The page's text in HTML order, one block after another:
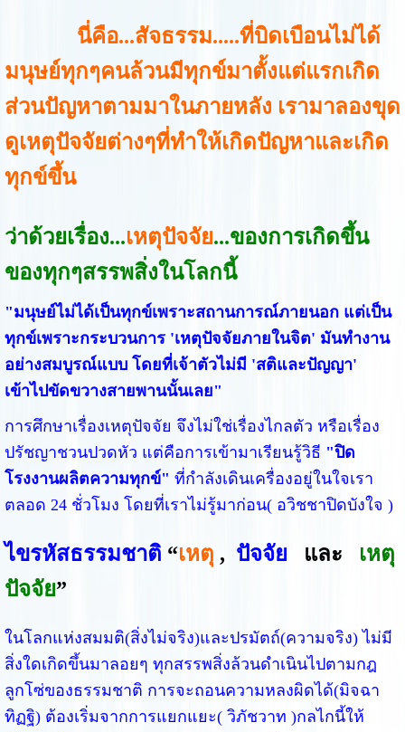
นี่คือ...สัจธรรม.....ที่บิดเบือนไม่ได้
มนุษย์ทุกๆคนล้วนมีทุกข์มาตั้งแต่แรกเกิด
ส่วนปัญหาตามมาในภายหลัง เรามาลองขุด
ดูเหตุปัจจัยต่างๆที่ทำให้เกิดปัญหาและเกิด
ทุกข์ขึ้น
ว่าด้วยเรื่อง...เหตุปัจจัย...ของการเกิดขึ้น
ของทุกๆสรรพสิ่งในโลกนี้
"มนุษย์ไม่ได้เป็นทุกข์เพราะสถานการณ์ภายนอก แต่เป็น
ทุกข์เพราะกระบวนการ 'เหตุปัจจัยภายในจิต' มันทำงาน
อย่างสมบูรณ์แบบ โดยที่เจ้าตัวไม่มี 'สติและปัญญา'
เข้าไปขัดขวางสายพานนั้นเลย"
การศึกษาเรื่องเหตุปัจจัย จึงไม่ใช่เรื่องไกลตัว หรือเรื่อง
ปรัชญาชวนปวดหัว แต่คือการเข้ามาเรียนรู้วิธี "ปิด
โรงงานผลิตความทุกข์" ที่กำลังเดินเครื่องอยู่ในใจเรา
ตลอด 24 ชั่วโมง โดยที่เราไม่รู้มาก่อน( อวิชชาปิดบังใจ )
ไขรหัสธรรมชาติ “เหตุ , ปัจจัย และ เหตุ
ปัจจัย”
ในโลกแห่งสมมติ(สิ่งไม่จริง)และปรมัตถ์(ความจริง) ไม่มี
สิ่งใดเกิดขึ้นมาลอยๆ ทุกสรรพสิ่งล้วนดำเนินไปตามกฎ
ลูกโซ่ของธรรมชาติ การจะถอนความหลงผิดได้(มิจฉา
ทิฏฐิ) ต้องเริ่มจากการแยกแยะ( วิภัชวาท )กลไกนี้ให้